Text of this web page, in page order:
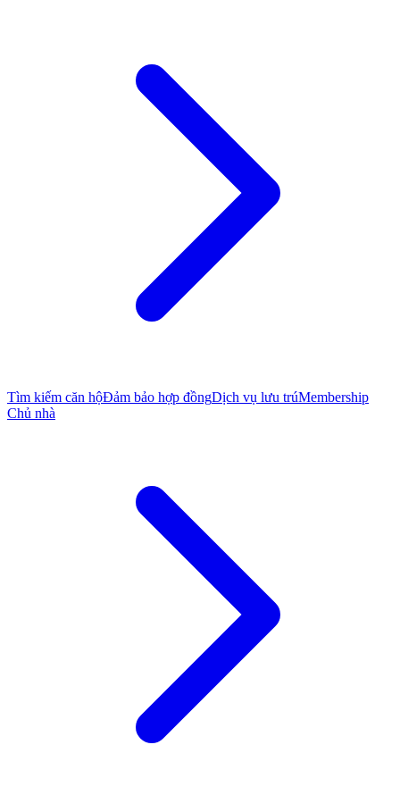
Tìm kiếm căn hộĐảm bảo hợp đồngDịch vụ lưu trúMembership
Chủ nhà